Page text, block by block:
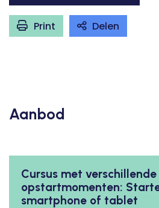
Print Delen
Aanbod
Cursus met verschillende
opstartmomenten:
smartphone of tablet